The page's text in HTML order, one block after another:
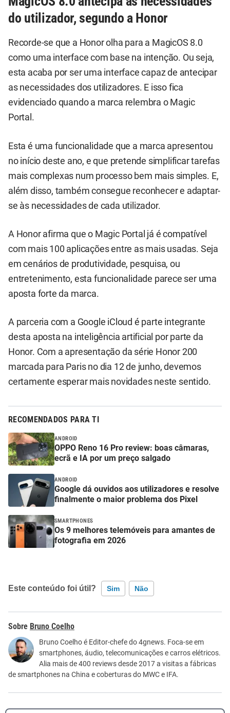
do utilizador, segundo a Honor
Recorde-se que a Honor olha para a MagicOS 8.0
como uma interface com base na intenção. Ou seja,
esta acaba por ser uma interface capaz de antecipar
as necessidades dos utilizadores. E isso fica
evidenciado quando a marca relembra o Magic
Portal.
Esta é uma funcionalidade que a marca apresentou
no início deste ano, e que pretende simplificar tarefas
mais complexas num processo bem mais simples. E,
além disso, também consegue reconhecer e adaptar-
se às necessidades de cada utilizador.
A Honor afirma que o Magic Portal já é compatível
com mais 100 aplicações entre as mais usadas. Seja
em cenários de produtividade, pesquisa, ou
entretenimento, esta funcionalidade parece ser uma
aposta forte da marca.
A parceria com a Google iCloud é parte integrante
desta aposta na inteligência artificial por parte da
Honor. Com a apresentação da série Honor 200
marcada para Paris no dia 12 de junho, devemos
certamente esperar mais novidades neste sentido.
RECOMENDADOS PARA TI
ANDROID
OPPO Reno 16 Pro review: boas câmaras,
ecrã e IA por um preço salgado
ANDROID
Google dá ouvidos aos utilizadores e resolve
finalmente o maior problema dos Pixel
SMARTPHONES
Os 9 melhores telemóveis para amantes de
fotografia em 2026
Este conteúdo foi útil? Sim Não
Este conteúdo contém informação incorreta
Este conteúdo não tem a informação que procuro
Outro
Bruno Coelho
Bruno Coelho é Editor-chefe do 4gnews. Foca-se em
smartphones, áudio, telecomunicações e carros elétricos.
Alia mais de 400 reviews desde 2017 a visitas a fábricas
de smartphones na China e coberturas do MWC e IFA.